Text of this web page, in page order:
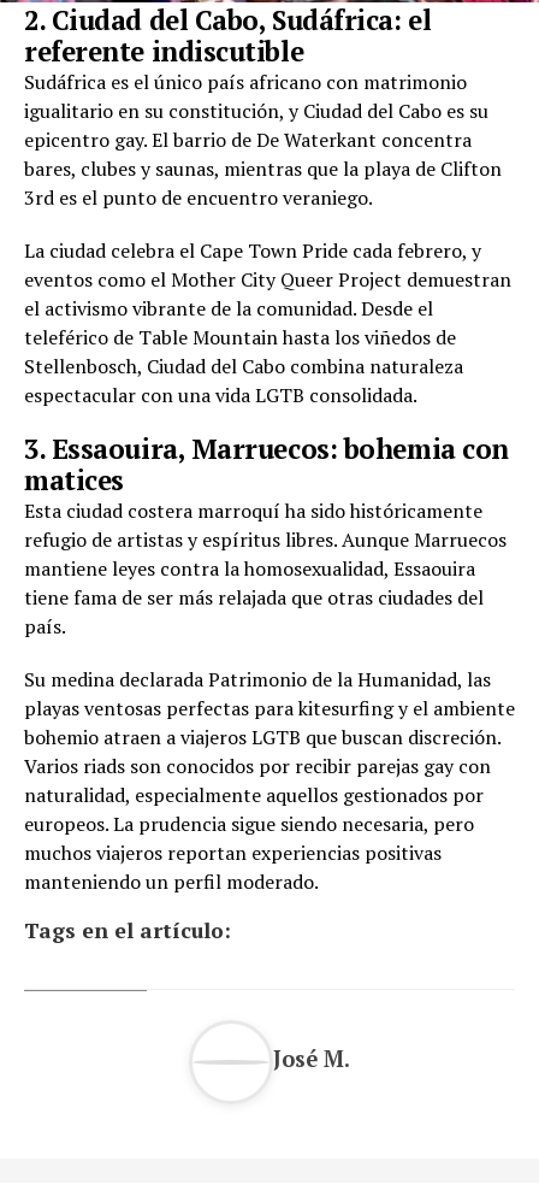
2. Ciudad del Cabo, Sudáfrica: el
referente indiscutible
Sudáfrica es el único país africano con matrimonio
igualitario en su constitución, y Ciudad del Cabo es su
epicentro gay. El barrio de De Waterkant concentra
bares, clubes y saunas, mientras que la playa de Clifton
3rd es el punto de encuentro veraniego.
La ciudad celebra el Cape Town Pride cada febrero, y
eventos como el Mother City Queer Project demuestran
el activismo vibrante de la comunidad. Desde el
teleférico de Table Mountain hasta los viñedos de
Stellenbosch, Ciudad del Cabo combina naturaleza
espectacular con una vida LGTB consolidada.
3. Essaouira, Marruecos: bohemia con
matices
Esta ciudad costera marroquí ha sido históricamente
refugio de artistas y espíritus libres. Aunque Marruecos
mantiene leyes contra la homosexualidad, Essaouira
tiene fama de ser más relajada que otras ciudades del
país.
Su medina declarada Patrimonio de la Humanidad, las
playas ventosas perfectas para kitesurfing y el ambiente
bohemio atraen a viajeros LGTB que buscan discreción.
Varios riads son conocidos por recibir parejas gay con
naturalidad, especialmente aquellos gestionados por
europeos. La prudencia sigue siendo necesaria, pero
muchos viajeros reportan experiencias positivas
manteniendo un perfil moderado.
Tags en el artículo:
José M.